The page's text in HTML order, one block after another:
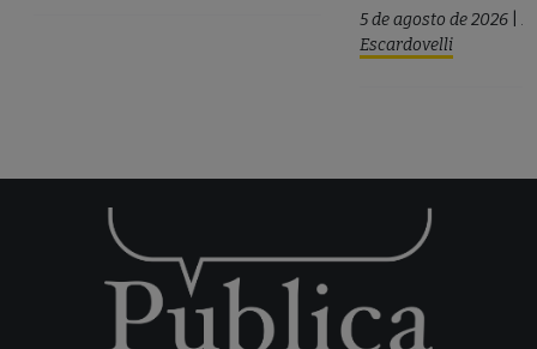
5 de agosto de 2026
Escardovelli